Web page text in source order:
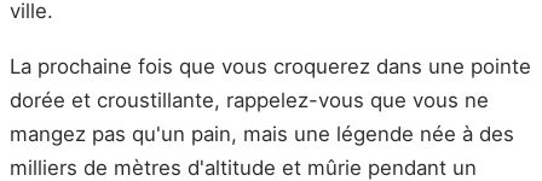
ville.
La prochaine fois que vous croquerez dans une pointe
dorée et croustillante, rappelez-vous que vous ne
mangez pas qu'un pain, mais une légende née à des
milliers de mètres d'altitude et mûrie pendant un